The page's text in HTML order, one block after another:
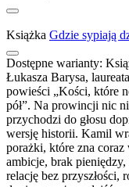
Książka Gdzie sypiają
Dostępne warianty:
Łukasza Barysa,
powieści „Kości, które
pół”. Na prowincji nic
przychodzi do głosu
wersję historii. Kamil
porażki, które zna coraz
ambicje, brak
relację bez przyszłości,